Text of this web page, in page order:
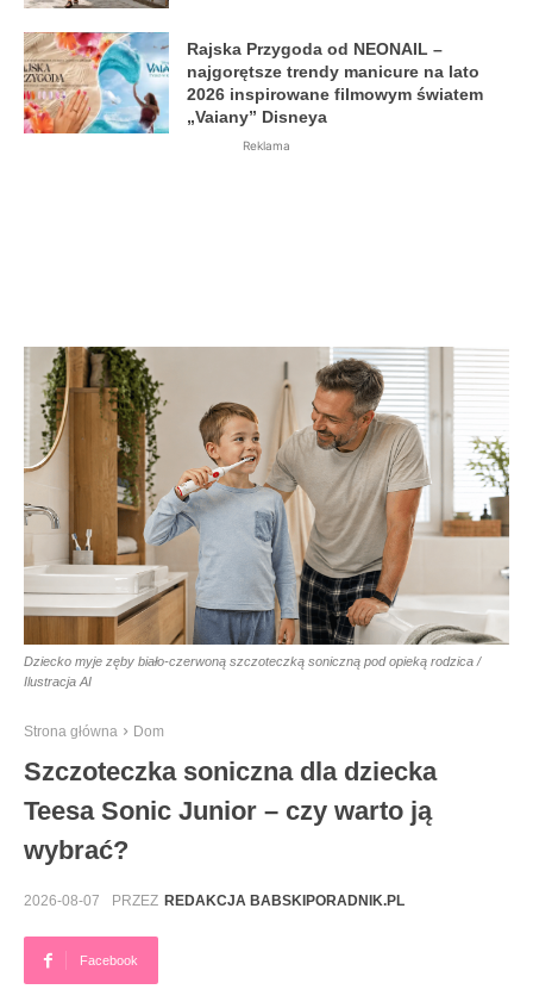
Rajska Przygoda od NEONAIL –
najgorętsze trendy manicure na lato
2026 inspirowane filmowym światem
„Vaiany” Disneya
Reklama